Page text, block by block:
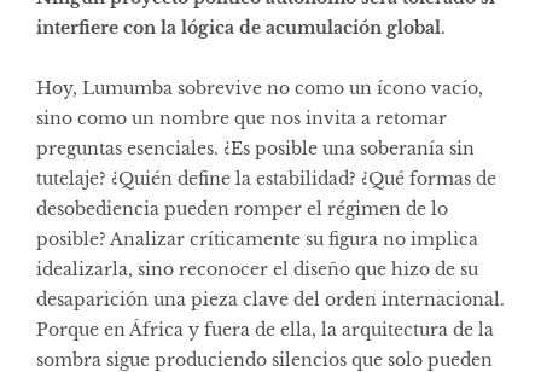
interfiere con la lógica de acumulación global.
Hoy, Lumumba sobrevive no como un ícono vacío,
sino como un nombre que nos invita a retomar
preguntas esenciales. ¿Es posible una soberanía sin
tutelaje? ¿Quién define la estabilidad? ¿Qué formas de
desobediencia pueden romper el régimen de lo
posible? Analizar críticamente su figura no implica
idealizarla, sino reconocer el diseño que hizo de su
desaparición una pieza clave del orden internacional.
Porque en África y fuera de ella, la arquitectura de la
sombra sigue produciendo silencios que solo pueden